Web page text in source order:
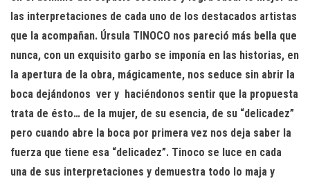
las interpretaciones de cada uno de los destacados artistas
que la acompañan. Úrsula TINOCO nos pareció más bella que
nunca, con un exquisito garbo se imponía en las historias, en
la apertura de la obra, mágicamente, nos seduce sin abrir la
boca dejándonos ver y haciéndonos sentir que la propuesta
trata de ésto… de la mujer, de su esencia, de su “delicadez”
pero cuando abre la boca por primera vez nos deja saber la
fuerza que tiene esa “delicadez”. Tinoco se luce en cada
una de sus interpretaciones y demuestra todo lo maja y